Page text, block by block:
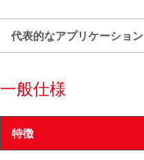
代表的なアプリケーション
一般仕様
特徴